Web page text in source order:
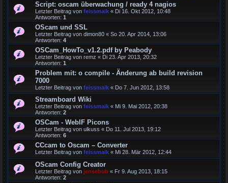
Script: oscam überwachung / ready 4 nagios
Letzter Beitrag von feissmaik « Di 16. Okt 2012, 10:48
Antworten: 1
OScam und SSL
Letzter Beitrag von dimon80 « So 20. Apr 2014, 13:06
Antworten: 4
OSCam_HowTo_v1.2.pdf by Peabody
Letzter Beitrag von remz « Di 23. Apr 2013, 20:32
Antworten: 1
Problem mit: o compile - Änderung ab build revision
7000
Letzter Beitrag von feissmaik « Do 7. Jun 2012, 13:58
Streamboard Wiki
Letzter Beitrag von feissmaik « Mi 9. Mai 2012, 20:38
Antworten: 2
OSCam - WebIF Picons
Letzter Beitrag von ulkuss « Do 11. Jul 2013, 19:12
Antworten: 6
CCcam to Oscam – Converter
Letzter Beitrag von feissmaik « Mi 28. Mär 2012, 12:44
OScam Config Creator
Letzter Beitrag von jensebub « Fr 9. Aug 2013, 18:15
Antworten: 2